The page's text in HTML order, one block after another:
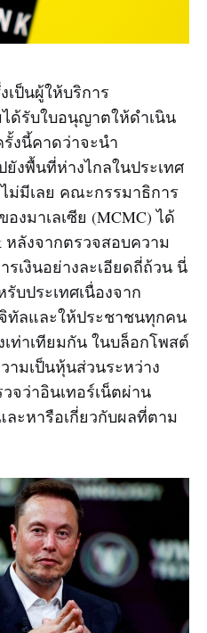
เป็นผู้ให้บริการ
ด้รับใบอนุญาตให้ดำเนิน
รั้งนี้คาดว่าจะนำ
งพื้นที่ห่างไกลในประเทศ
ม่มีเลย คณะกรรมาธิการ
งมาเลเซีย (MCMC) ได้
หลังจากตรวจสอบความ
เงินอย่างละเอียดถี่ถ้วน นี่
บประเทศเนื่องจาก
ทัลและให้ประชาชนทุกคน
ท่าเทียมกัน ในบล็อกโพสต์
ามเป็นหุ้นส่วนระหว่าง
จว่าอินเทอร์เน็ตผ่าน
ละหารือเกี่ยวกับผลที่ตาม